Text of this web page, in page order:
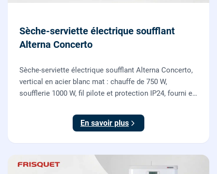
Sèche-serviette électrique soufflant
Alterna Concerto
Sèche-serviette électrique soufflant Alterna Concerto,
vertical en acier blanc mat : chauffe de 750 W,
soufflerie 1000 W, fil pilote et protection IP24, fourni et
En savoir plus